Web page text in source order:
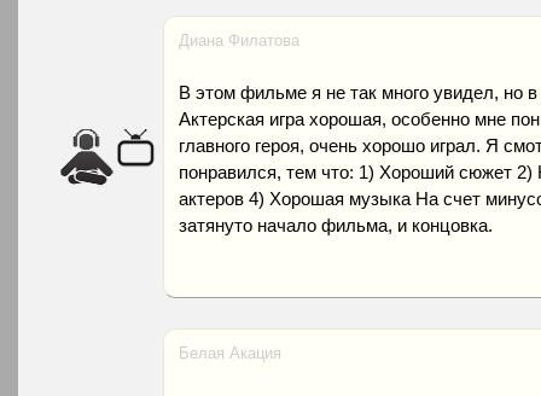
Диана Филатова
В этом фильме я не так много увидел, но
Актерская игра хорошая, особенно мне
главного героя, очень хорошо играл. Я
понравился, тем что: 1) Хороший сюжет 2)
актеров 4) Хорошая музыка На счет
затянуто начало фильма, и концовка.
Белая Акация